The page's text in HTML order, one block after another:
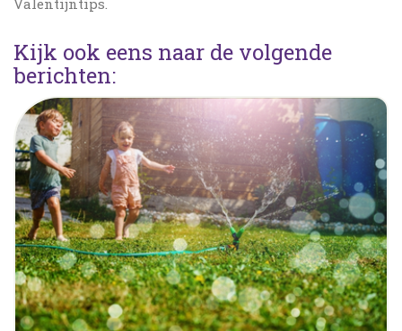
Kijk ook eens naar de volgende
berichten: